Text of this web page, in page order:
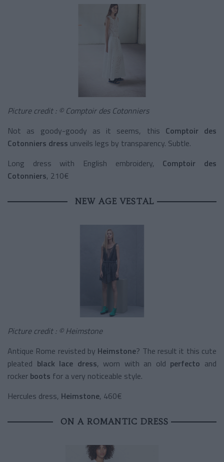
Picture credit : © Comptoir des Cotonniers
Not as goody-goody as it seems, this Comptoir des
Cotonniers dress unveils legs by transparency. Subtle.
Long dress with English embroidery, Comptoir des
Cotonniers, 210€
NEW AGE VESTAL
Picture credit : © Heimstone
Antique Rome revisted by Heimstone? The result it this cute
pleated black lace dress, worn with an old perfecto and
rocker boots for a very noticeable style.
Hercules dress, Heimstone, 460€
ON A ROMANTIC DRESS